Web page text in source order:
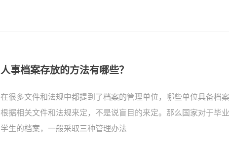
人事档案存放的方法有哪些？
在很多文件和法规中都提到了档案的管理单位，哪些单位具备档
根据相关文件和法规来定，不是说盲目的来定。那么国家对于毕
学生的档案，一般采取三种管理办法